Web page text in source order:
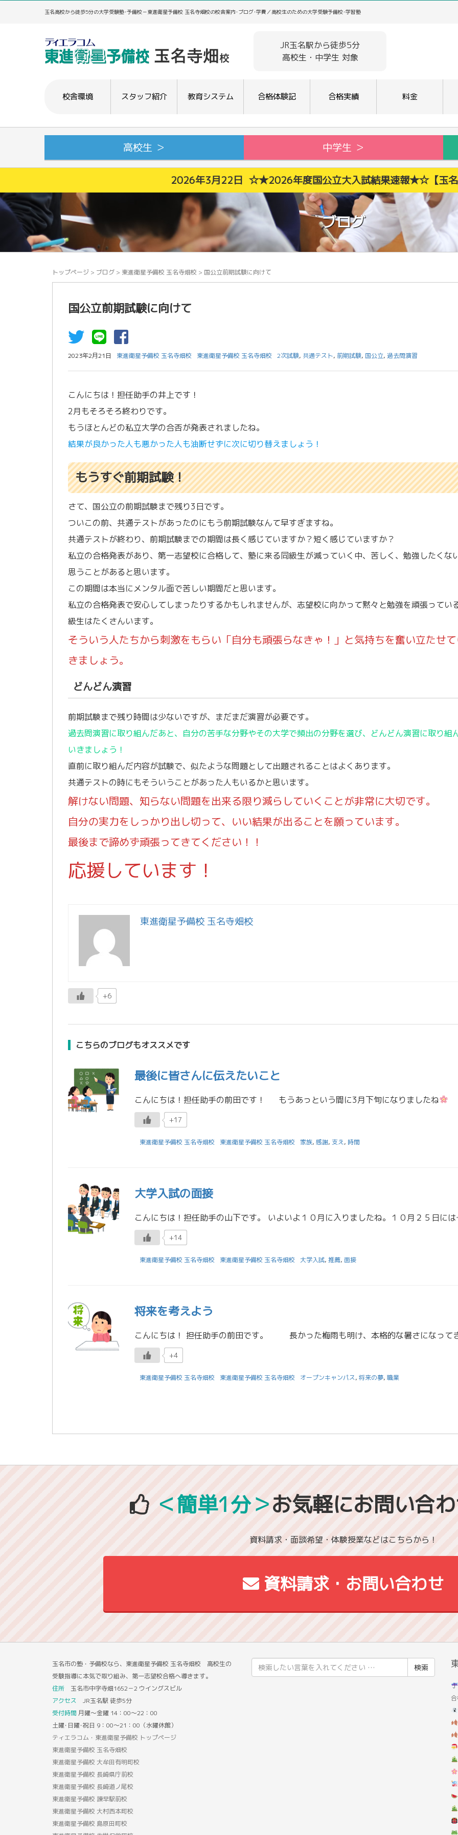
玉名高校から徒歩5分の大学受験塾･予備校－東進衛星予備校 玉名寺畑校の校舎案内･ブログ･学費／高校生のための大学受験予備校･学習塾
JR玉名駅から徒歩5分
高校生・中学生 対象
校舎環境 スタッフ紹介 教育システム 合格体験記 合格実績 料金
高校生 ＞ 中学生 ＞
2026年3月22日 ☆★2026年度国公立大入試結果速報★☆【玉名
ブログ
トップページ > ブログ > 東進衛星予備校 玉名寺畑校 > 国公立前期試験に向けて
国公立前期試験に向けて
2023年2月21日 東進衛星予備校 玉名寺畑校 東進衛星予備校 玉名寺畑校 2次試験, 共通テスト, 前期試験, 国公立, 過去問演習
こんにちは！担任助手の井上です！
2月もそろそろ終わりです。
もうほとんどの私立大学の合否が発表されましたね。
結果が良かった人も悪かった人も油断せずに次に切り替えましょう！
もうすぐ前期試験！
さて、国公立の前期試験まで残り3日です。
ついこの前、共通テストがあったのにもう前期試験なんて早すぎますね。
共通テストが終わり、前期試験までの期間は長く感じていますか？短く感じていますか？
私立の合格発表があり、第一志望校に合格して、塾に来る同級生が減っていく中、苦しく、勉強したくな
思うことがあると思います。
この期間は本当にメンタル面で苦しい期間だと思います。
私立の合格発表で安心してしまったりするかもしれませんが、志望校に向かって黙々と勉強を頑張ってい
級生はたくさんいます。
そういう人たちから刺激をもらい「自分も頑張らなきゃ！」と気持ちを奮い立たせ
きましょう。
どんどん演習
前期試験まで残り時間は少ないですが、まだまだ演習が必要です。
過去問演習に取り組んだあと、自分の苦手な分野やその大学で頻出の分野を選び、どんどん演習に取り組
いきましょう！
直前に取り組んだ内容が試験で、似たような問題として出題されることはよくあります。
共通テストの時にもそういうことがあった人もいるかと思います。
解けない問題、知らない問題を出来る限り減らしていくことが非常に大切です。
自分の実力をしっかり出し切って、いい結果が出ることを願っています。
最後まで諦めず頑張ってきてください！！
応援しています！
東進衛星予備校 玉名寺畑校
+6
こちらのブログもオススメです
最後に皆さんに伝えたいこと
こんにちは！担任助手の前田です！ もうあっという間に3月下旬になりましたね
+17
東進衛星予備校 玉名寺畑校 東進衛星予備校 玉名寺畑校 家族, 感謝, 支え, 時間
大学入試の面接
こんにちは！担任助手の山下です
+14
東進衛星予備校 玉名寺畑校 東進衛星予備校 玉名寺畑校 大学入試, 推薦, 面接
将来を考えよう
+4
東進衛星予備校 玉名寺畑校 東進衛星予備校 玉名寺畑校 オープンキャンパス, 将来の夢, 職業
＜簡単1分＞お気軽にお問い合
資料請求・面談希望・体験授業などはこちらから！
資料請求・お問い合わせ
玉名市の塾・予備校なら、東進衛星予備校 玉名寺畑校 高校生の
受験指導に本気で取り組み、第一志望校合格へ導きます。
住所 玉名市中字寺畑1652－2 ウイングスビル
アクセス JR玉名駅 徒歩5分
受付時間 月曜～金曜 14：00～22：00
土曜･日曜･祝日 9：00～21：00（水曜休館）
ティエラコム・東進衛星予備校 トップページ
東進衛星予備校 玉名寺畑校
東進衛星予備校 大牟田有明町校
東進衛星予備校 長崎県庁前校
東進衛星予備校 長崎道ノ尾校
東進衛星予備校 諫早駅前校
東進衛星予備校 大村西本町校
東進衛星予備校 島原田町校
索